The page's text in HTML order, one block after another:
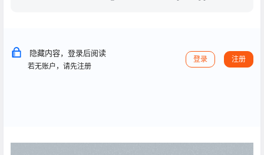
隐藏内容，登录后阅读
若无账户，请先注册
登录 注册